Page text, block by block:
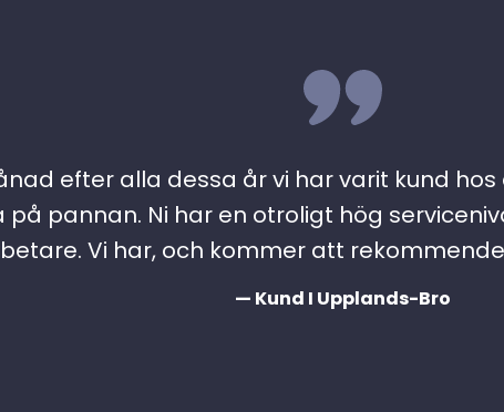
efter alla dessa år vi har varit kund hos
pannan. Ni har en otroligt hög
Vi har, och kommer att
— Kund I Upplands-Bro